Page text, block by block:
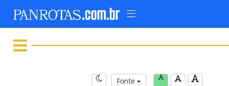
Fonte